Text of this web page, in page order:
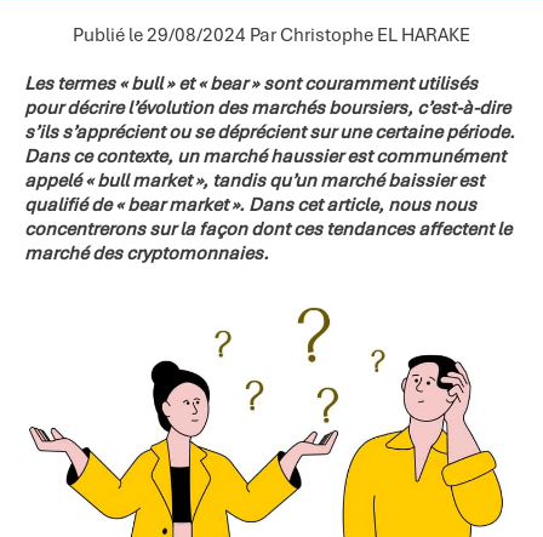
Publié le 29/08/2024 Par Christophe EL HARAKE
Les termes « bull » et « bear » sont couramment utilisés
pour décrire l’évolution des marchés boursiers, c’est-à-dire
s’ils s’apprécient ou se déprécient sur une certaine période.
Dans ce contexte, un marché haussier est communément
appelé « bull market », tandis qu’un marché baissier est
qualifié de « bear market ». Dans cet article, nous nous
concentrerons sur la façon dont ces tendances affectent le
marché des cryptomonnaies.